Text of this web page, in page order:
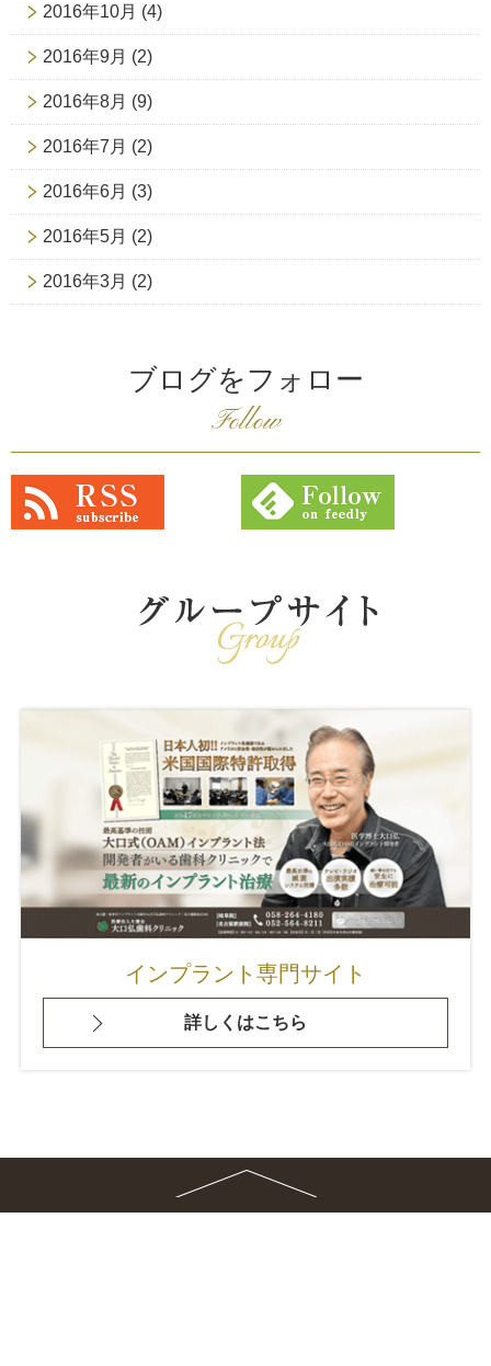
2016年10月 (4)
2016年9月 (2)
2016年8月 (9)
2016年7月 (2)
2016年6月 (3)
2016年5月 (2)
2016年3月 (2)
ブログをフォロー
Follow
インプラント専門サイト
詳しくはこちら